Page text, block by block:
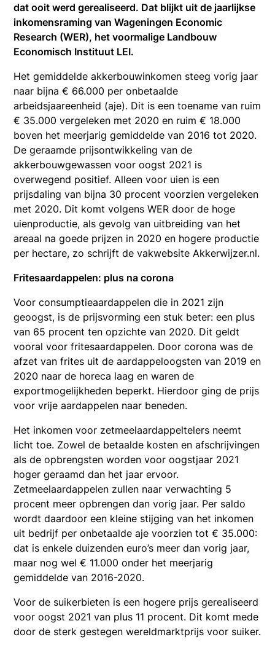
dat ooit werd gerealiseerd. Dat blijkt uit de jaarlijkse
inkomensraming van Wageningen Economic
Research (WER), het voormalige Landbouw
Economisch Instituut LEI.
Het gemiddelde akkerbouwinkomen steeg vorig jaar
naar bijna € 66.000 per onbetaalde
arbeidsjaareenheid (aje). Dit is een toename van ruim
€ 35.000 vergeleken met 2020 en ruim € 18.000
boven het meerjarig gemiddelde van 2016 tot 2020.
De geraamde prijsontwikkeling van de
akkerbouwgewassen voor oogst 2021 is
overwegend positief. Alleen voor uien is een
prijsdaling van bijna 30 procent voorzien vergeleken
met 2020. Dit komt volgens WER door de hoge
uienproductie, als gevolg van uitbreiding van het
areaal na goede prijzen in 2020 en hogere productie
per hectare, zo schrijft de vakwebsite Akkerwijzer.nl.
Fritesaardappelen: plus na corona
Voor consumptieaardappelen die in 2021 zijn
geoogst, is de prijsvorming een stuk beter: een plus
van 65 procent ten opzichte van 2020. Dit geldt
vooral voor fritesaardappelen. Door corona was de
afzet van frites uit de aardappeloogsten van 2019 en
2020 naar de horeca laag en waren de
exportmogelijkheden beperkt. Hierdoor ging de prijs
voor vrije aardappelen naar beneden.
Het inkomen voor zetmeelaardappeltelers neemt
licht toe. Zowel de betaalde kosten en afschrijvingen
als de opbrengsten worden voor oogstjaar 2021
hoger geraamd dan het jaar ervoor.
Zetmeelaardappelen zullen naar verwachting 5
procent meer opbrengen dan vorig jaar. Per saldo
wordt daardoor een kleine stijging van het inkomen
uit bedrijf per onbetaalde aje voorzien tot € 35.000:
dat is enkele duizenden euro’s meer dan vorig jaar,
maar nog wel € 11.000 onder het meerjarig
gemiddelde van 2016-2020.
Voor de suikerbieten is een hogere prijs gerealiseerd
voor oogst 2021 van plus 11 procent. Dit komt mede
door de sterk gestegen wereldmarktprijs voor suiker.